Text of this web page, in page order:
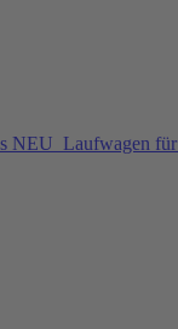
NEU Laufwagen